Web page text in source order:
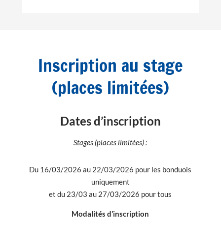
Inscription au stage
(places limitées)
Dates d’inscription
Stages (places limitées) :
Du 16/03/2026 au 22/03/2026 pour les bonduois
uniquement
et du 23/03 au 27/03/2026 pour tous
Modalités d’inscription